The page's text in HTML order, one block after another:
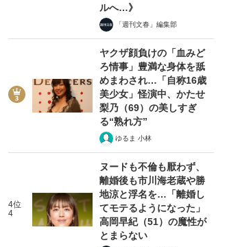
ルへ…》
「週刊文春」編集部
ヤクザ顔負けの「血みど
ろ情事」豊満な身体を舐
めまわされ…「自称16歳
美少女」怪演中、かたせ
梨乃（69）の美しすぎ
る“熟れ方”
ゆるま 小林
4位
4
ヌードも不倫も厭わず、
離婚後も市川海老蔵や勝
地涼と浮名を…「離婚し
てモテるようになった」
高岡早紀（51）の魔性が
とまらない